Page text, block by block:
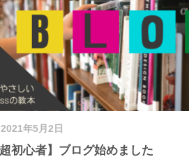
2021年5月2日
初心者】ブログ始めました